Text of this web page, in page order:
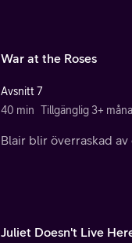
War at the Roses
Avsnitt 7
40 min Tillgänglig 3+
Blair blir överraskad
Juliet Doesn't Live